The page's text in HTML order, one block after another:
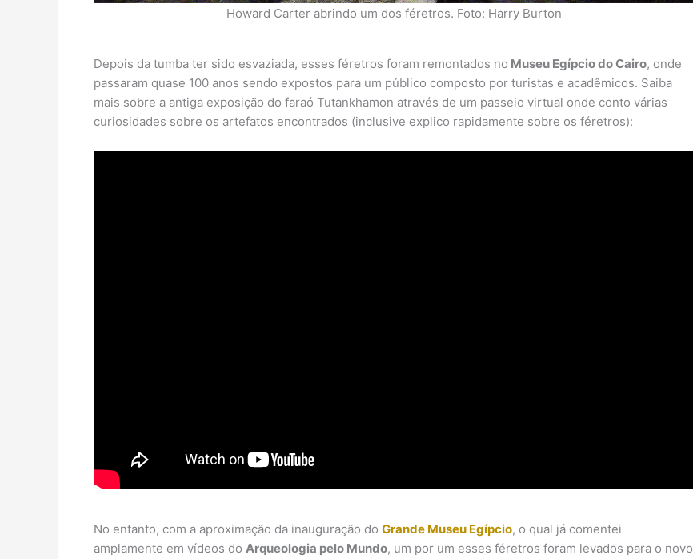
Howard Carter abrindo um dos féretros. Foto: Harry Burton
Depois da tumba ter sido esvaziada, esses féretros foram remontados no Museu Egípcio do Cairo, onde
passaram quase 100 anos sendo expostos para um público composto por turistas e acadêmicos. Saiba
mais sobre a antiga exposição do faraó Tutankhamon através de um passeio virtual onde conto várias
curiosidades sobre os artefatos encontrados (inclusive explico rapidamente sobre os féretros):
No entanto, com a aproximação da inauguração do Grande Museu Egípcio, o qual já comentei
amplamente em vídeos do Arqueologia pelo Mundo, um por um esses féretros foram levados para o novo